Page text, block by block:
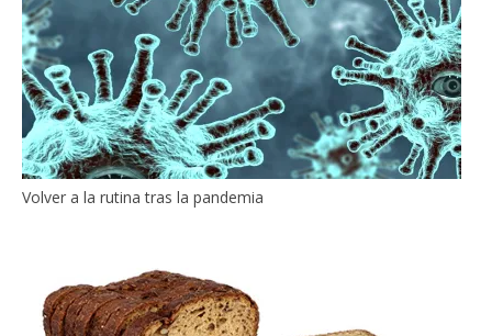
Volver a la rutina tras la pandemia